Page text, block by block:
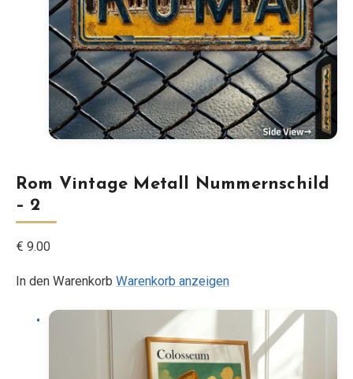
Rom Vintage Metall Nummernschild
– 2
€ 9.00
In den Warenkorb Warenkorb anzeigen